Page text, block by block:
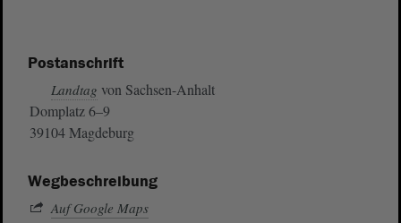
Postanschrift
Landtag von Sachsen-Anhalt
Domplatz 6–9
39104 Magdeburg
Wegbeschreibung
Auf Google Maps